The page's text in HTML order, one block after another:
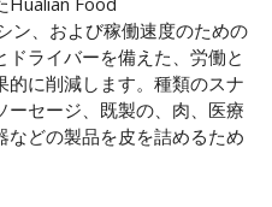
ン、および稼働速度のための
ライバーを備えた、労働と
に削減します。種類のスナ
ーセージ、既製の、肉、医療
どの製品を皮を詰めるため